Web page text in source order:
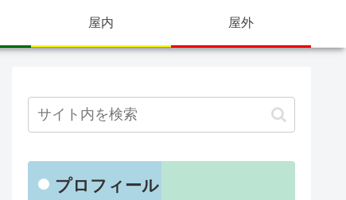
屋内 屋外
プロフィール